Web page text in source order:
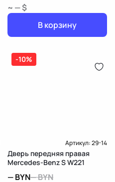
~ — $
В корзину
-10%
Артикул:29-14
Дверь передняя правая
Mercedes-Benz S W221
—BYN—BYN